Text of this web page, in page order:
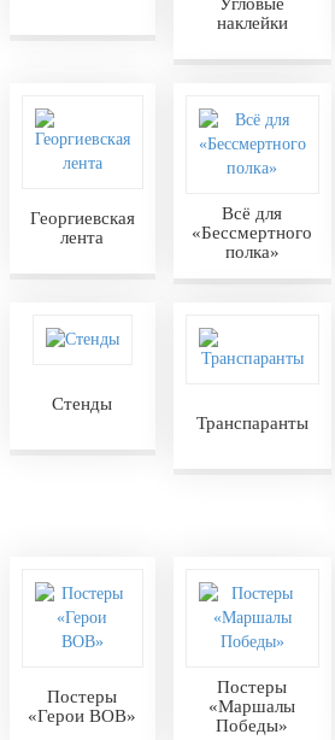
наклейки
Георгиевская
лента
Всё для
«Бессмертного
полка»
Стенды
Транспаранты
Постеры
«Герои ВОВ»
Постеры
«Маршалы
Победы»